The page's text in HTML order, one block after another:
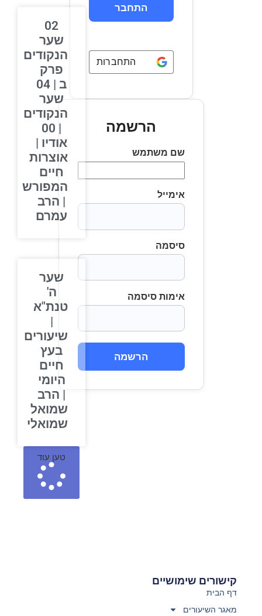
התחברות באמצעותGoogle
הרשמה
שם משתמש
אימייל
סיסמה
אימות סיסמה
הרשמה
02
שער
הנקודים
פרק
ב | 04
שער
הנקודים
| 00
אודיו |
אוצרות
חיים
המפורש
| הרב
עמרם
שער
טנת"א
שיעורים
בעץ
חיים
היומי
| הרב
שמואל
שמואלי
טען עוד
קישורים שימושיים
דף הבית
מאגר השיעורים